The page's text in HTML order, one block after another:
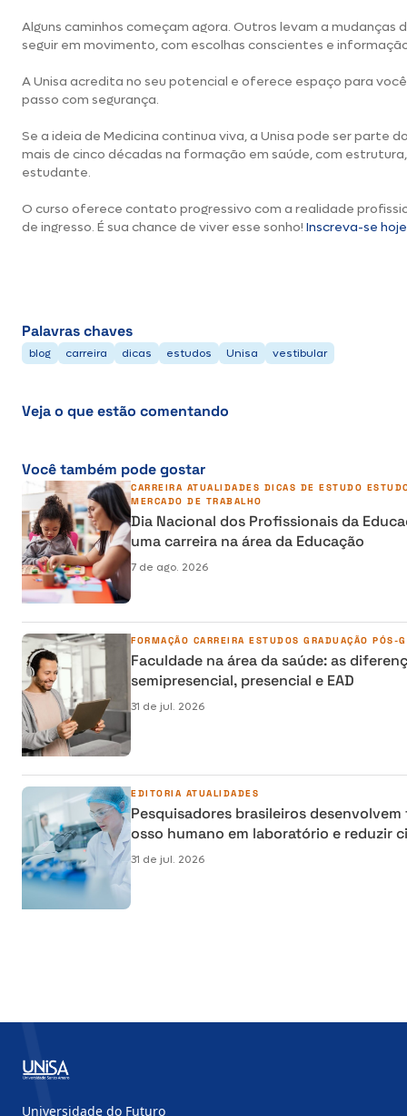
Alguns caminhos começam agora. Outros levam a mudanças
seguir em movimento, com escolhas conscientes e
A Unisa acredita no seu potencial e oferece espaço para
passo com segurança.
Se a ideia de Medicina continua viva, a Unisa pode ser parte
mais de cinco décadas na formação em saúde, com
estudante.
O curso oferece contato progressivo com a realidade
de ingresso. É sua chance de viver esse sonho! Inscreva-se
Palavras chaves
blog carreira dicas estudos Unisa vestibular
Veja o que estão comentando
Você também pode gostar
CARREIRA ATUALIDADES DICAS DE ESTUDO
MERCADO DE TRABALHO
Dia Nacional dos Profissionais da
uma carreira na área da Educação
7 de ago. 2026
FORMAÇÃO CARREIRA ESTUDOS GRADUAÇÃO PÓS-
Faculdade na área da saúde: as
semipresencial, presencial e EAD
31 de jul. 2026
EDITORIA ATUALIDADES
Pesquisadores brasileiros
osso humano em laboratório e reduzir
reconstrução
31 de jul. 2026
Universidade do Futuro